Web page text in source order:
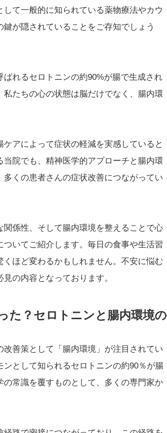
て一般的に知られている薬物療法やカウ
が隠されていることをご存知でしょう
れるセロトニンの約90%が腸で生成され
たちの心の状態は脳だけでなく、腸内環
アによって症状の軽減を実感していると
院でも、精神医学的アプローチと腸内環
くの患者さんの症状改善につながってい
係性、そして腸内環境を整えることで心
いてご紹介します。毎日の食事や生活習
ほど変わるかもしれません。不安に悩む
の内容となっております。
た？セロトニンと腸内環境の
善策として「腸内環境」が注目されてい
として知られるセロトニンの約90％が腸
常識を覆すものとして、多くの専門家か